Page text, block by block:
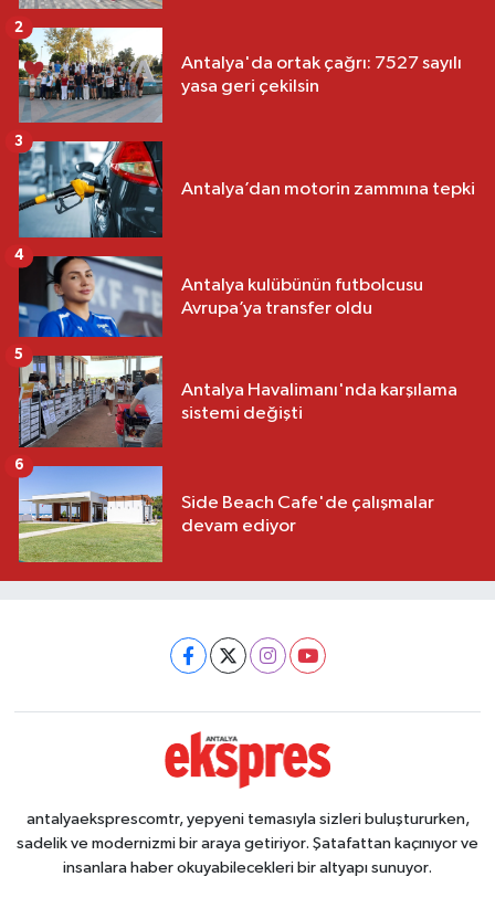
Antalya'da ortak çağrı: 7527 sayılı
yasa geri çekilsin
2
Antalya’dan motorin zammına tepki
3
Antalya kulübünün futbolcusu
Avrupa’ya transfer oldu
4
Antalya Havalimanı'nda karşılama
sistemi değişti
5
Side Beach Cafe'de çalışmalar
devam ediyor
6
antalyaeksprescomtr, yepyeni temasıyla sizleri buluştururken,
sadelik ve modernizmi bir araya getiriyor. Şatafattan kaçınıyor ve
insanlara haber okuyabilecekleri bir altyapı sunuyor.